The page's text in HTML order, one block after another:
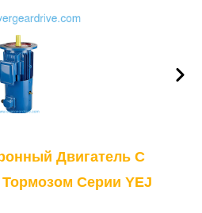
Двигатель С
Серии YEJ